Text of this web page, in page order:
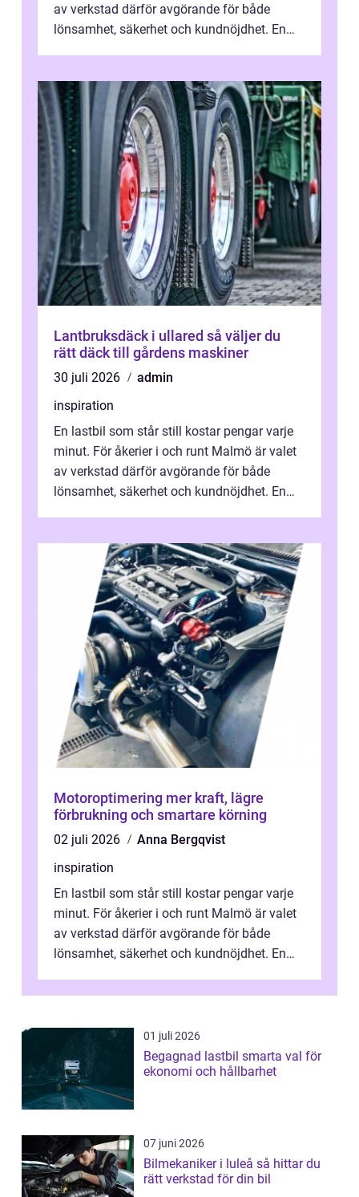
av verkstad därför avgörande för både
lönsamhet, säkerhet och kundnöjdhet. En
Lantbruksdäck i ullared så väljer du
rätt däck till gårdens maskiner
30 juli 2026
admin
inspiration
En lastbil som står still kostar pengar varje
minut. För åkerier i och runt Malmö är valet
av verkstad därför avgörande för både
lönsamhet, säkerhet och kundnöjdhet. En
Motoroptimering mer kraft, lägre
förbrukning och smartare körning
02 juli 2026
Anna Bergqvist
inspiration
En lastbil som står still kostar pengar varje
minut. För åkerier i och runt Malmö är valet
av verkstad därför avgörande för både
lönsamhet, säkerhet och kundnöjdhet. En
01 juli 2026
Begagnad lastbil smarta val för
ekonomi och hållbarhet
07 juni 2026
Bilmekaniker i luleå så hittar du
rätt verkstad för din bil